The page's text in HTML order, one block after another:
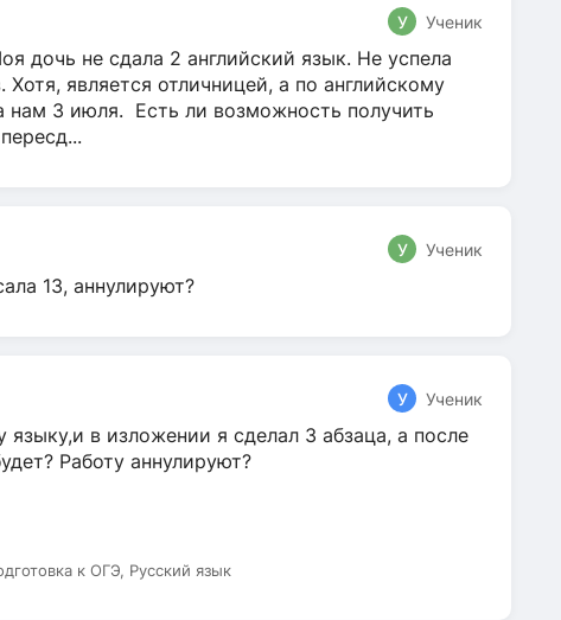
У Ученик
дочь не сдала 2 английский язык. Не успела
является отличницей, а по английскому
нам 3 июля. Есть ли возможность получить
У Ученик
13, аннулируют?
У Ученик
в изложении я сделал 3 абзаца, а после
Работу аннулируют?
к ОГЭ, Русский язык